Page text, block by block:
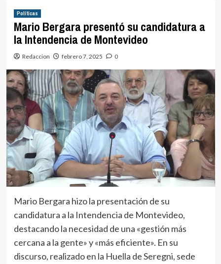
Políticas
Mario Bergara presentó su candidatura a
la Intendencia de Montevideo
Redaccion febrero 7, 2025 0
Mario Bergara hizo la presentación de su
candidatura a la Intendencia de Montevideo,
destacando la necesidad de una «gestión más
cercana a la gente» y «más eficiente». En su
discurso, realizado en la Huella de Seregni, sede